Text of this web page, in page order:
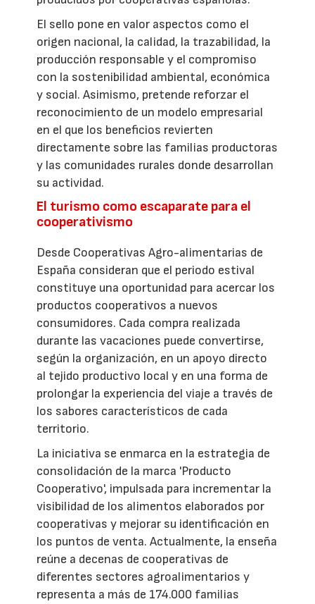
El sello pone en valor aspectos como el
origen nacional, la calidad, la trazabilidad, la
producción responsable y el compromiso
con la sostenibilidad ambiental, económica
y social. Asimismo, pretende reforzar el
reconocimiento de un modelo empresarial
en el que los beneficios revierten
directamente sobre las familias productoras
y las comunidades rurales donde desarrollan
su actividad.
El turismo como escaparate para el
cooperativismo
Desde Cooperativas Agro-alimentarias de
España consideran que el periodo estival
constituye una oportunidad para acercar los
productos cooperativos a nuevos
consumidores. Cada compra realizada
durante las vacaciones puede convertirse,
según la organización, en un apoyo directo
al tejido productivo local y en una forma de
prolongar la experiencia del viaje a través de
los sabores característicos de cada
territorio.
La iniciativa se enmarca en la estrategia de
consolidación de la marca 'Producto
Cooperativo', impulsada para incrementar la
visibilidad de los alimentos elaborados por
cooperativas y mejorar su identificación en
los puntos de venta. Actualmente, la enseña
reúne a decenas de cooperativas de
diferentes sectores agroalimentarios y
representa a más de 174.000 familias